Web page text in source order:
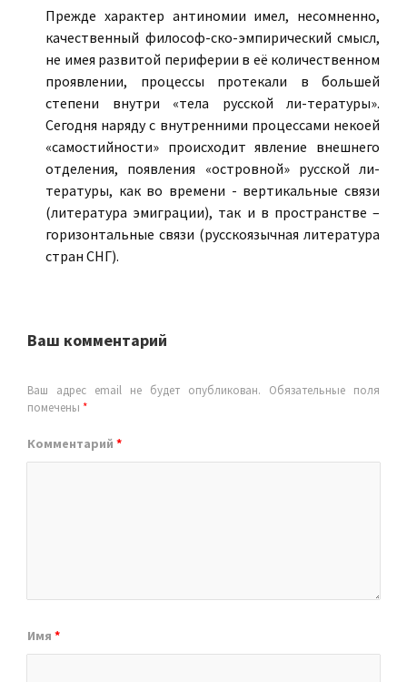
Прежде характер антиномии имел, несомненно,
качественный философ-ско-эмпирический смысл,
не имея развитой периферии в её количественном
проявлении, процессы протекали в большей
степени внутри «тела русской ли-тературы».
Сегодня наряду с внутренними процессами некоей
«самостийности» происходит явление внешнего
отделения, появления «островной» русской ли-
тературы, как во времени - вертикальные связи
(литература эмиграции), так и в пространстве –
горизонтальные связи (русскоязычная литература
стран СНГ).
Ваш комментарий
Ваш адрес email не будет опубликован.
Обязательные поля
помечены *
Комментарий *
Имя *